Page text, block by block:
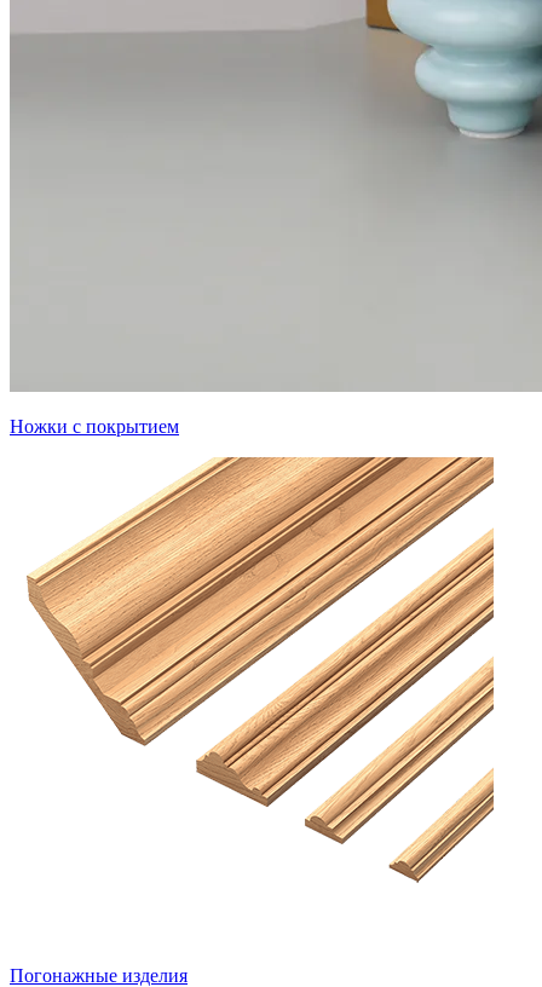
Ножки с покрытием
Погонажные изделия